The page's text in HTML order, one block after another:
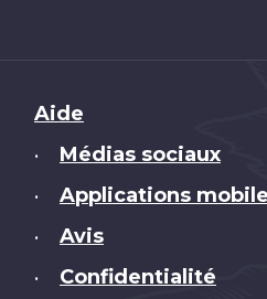
Brand
Aide
• Médias sociaux
• Applications
• Avis
• Confidentialité